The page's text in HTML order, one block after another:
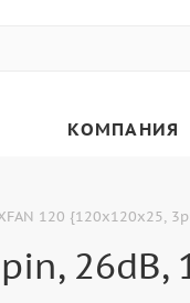
КОМПАНИЯ
120 {120x120x25,
26dB,